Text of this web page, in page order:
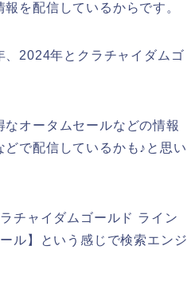
を配信しているからです。
2024年とクラチャイダムゴ
オータムセールなどの情報
で配信しているかも♪と思い
チャイダムゴールド ライン
ル】という感じで検索エンジ